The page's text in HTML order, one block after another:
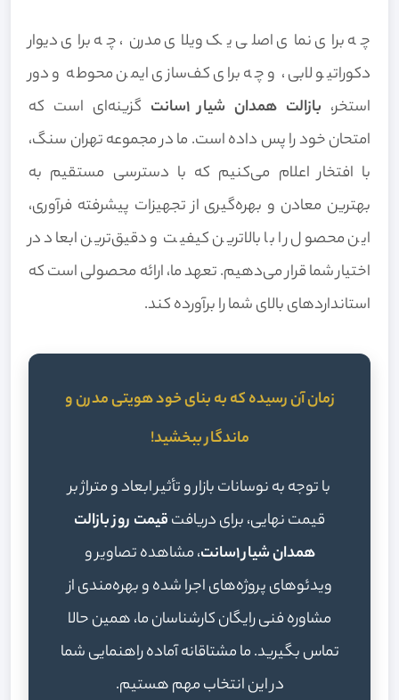
چه برای نمای اصلی یک ویلای مدرن، چه برای دیوار
دکوراتیو لابی، و چه برای کف‌سازی ایمن محوطه و دور
استخر، بازالت همدان شیار 1سانت
گزینه‌ای است که
امتحان خود را پس داده است. ما در مجموعه تهران سنگ،
با افتخار اعلام می‌کنیم که با دسترسی مستقیم به
بهترین معادن و بهره‌گیری از تجهیزات پیشرفته فرآوری،
این محصول را با بالاترین کیفیت و دقیق‌ترین ابعاد در
اختیار شما قرار می‌دهیم. تعهد ما، ارائه محصولی است که
استانداردهای بالای شما را برآورده کند.
زمان آن رسیده که به بنای خود هویتی مدرن و
ماندگار ببخشید!
با توجه به نوسانات بازار و تأثیر ابعاد و متراژ بر
قیمت نهایی، برای دریافتقیمت روز بازالت
همدان شیار 1سانت
، مشاهده تصاویر و
ویدئوهای پروژه‌های اجرا شده و بهره‌مندی از
مشاوره فنی رایگان کارشناسان ما، همین حالا
تماس بگیرید. ما مشتاقانه آماده راهنمایی شما
در این انتخاب مهم هستیم.